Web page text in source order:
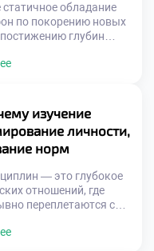
обладание
по покорению новых
глубин
важнейшей вехой,
хорошем техникуме
фундамент,
студента […]
изучение
личности,
норм
— это глубокое
отношений, где
переплетаются с
и прецедентов,